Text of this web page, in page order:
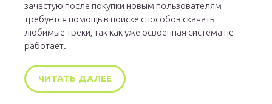
зачастую после покупки новым пользователям
требуется помощь в поиске способов скачать
любимые треки, так как уже освоенная система не
работает.
ЧИТАТЬ ДАЛЕЕ